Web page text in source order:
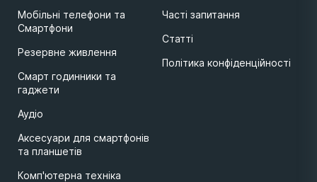
Мобільні телефони та
Смартфони
Резервне живлення
Смарт годинники та
гаджети
Аудіо
Аксесуари для смартфонів
та планшетів
Комп'ютерна техніка
Часті запитання
Статті
Політика конфіденційності